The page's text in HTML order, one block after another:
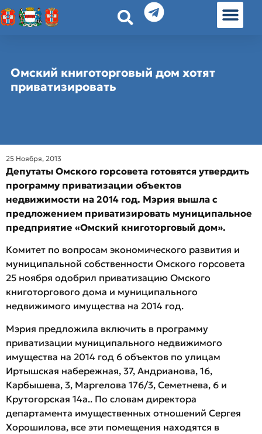
Омский книготорговый дом хотят
приватизировать
25 Ноября, 2013
Депутаты Омского горсовета готовятся утвердить
программу приватизации объектов
недвижимости на 2014 год. Мэрия вышла с
предложением приватизировать муниципальное
предприятие «Омский книготорговый дом».
Комитет по вопросам экономического развития и
муниципальной собственности Омского горсовета
25 ноября одобрил приватизацию Омского
книготоргового дома и муниципального
недвижимого имущества на 2014 год.
Мэрия предложила включить в программу
приватизации муниципального недвижимого
имущества на 2014 год 6 объектов по улицам
Иртышская набережная, 37, Андрианова, 16,
Карбышева, 3, Маргелова 176/3, Семетнева, 6 и
Крутогорская 14а.. По словам директора
департамента имущественных отношений Сергея
Хорошилова, все эти помещения находятся в